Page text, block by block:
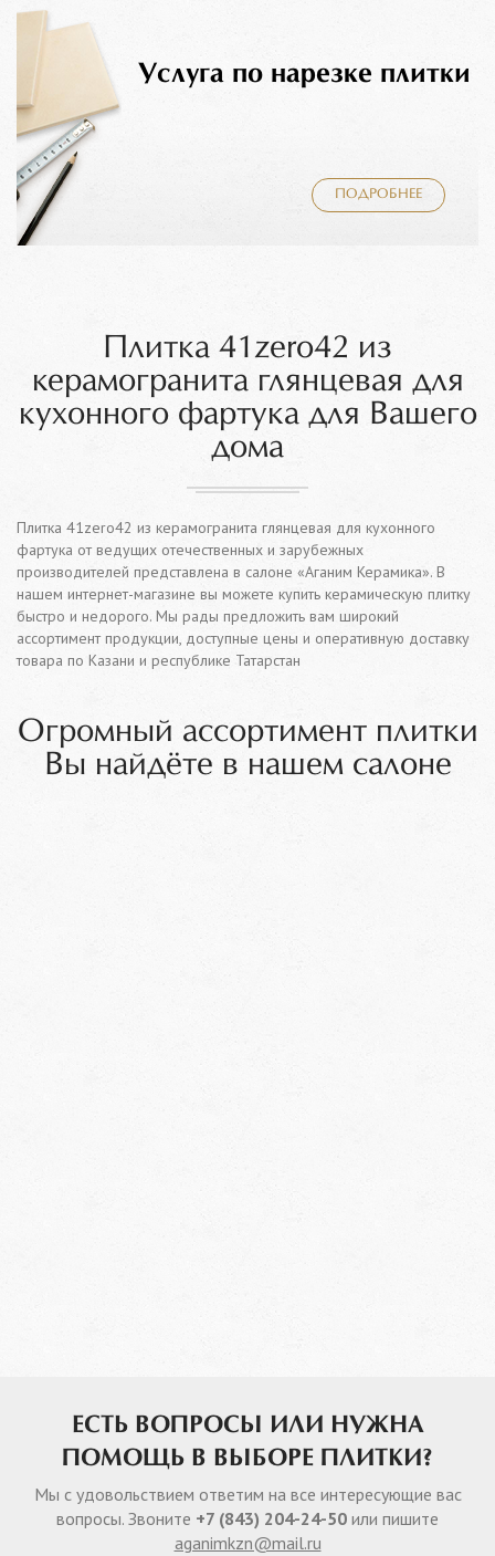
Услуга по нарезке плитки
ПОДРОБНЕЕ
Плитка 41zero42 из
керамогранита глянцевая для
кухонного фартука для Вашего
дома
Плитка 41zero42 из керамогранита глянцевая для кухонного
фартука от ведущих отечественных и зарубежных
производителей представлена в салоне «Аганим Керамика». В
нашем интернет-магазине вы можете купить керамическую плитку
быстро и недорого. Мы рады предложить вам широкий
ассортимент продукции, доступные цены и оперативную доставку
товара по Казани и республике Татарстан
Огромный ассортимент плитки
Вы найдёте в нашем салоне
ЕСТЬ ВОПРОСЫ ИЛИ НУЖНА
ПОМОЩЬ В ВЫБОРЕ ПЛИТКИ?
Мы с удовольствием ответим на все интересующие вас
вопросы. Звоните +7 (843) 204-24-50 или пишите
aganimkzn@mail.ru